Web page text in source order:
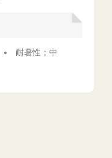
耐暑性；中